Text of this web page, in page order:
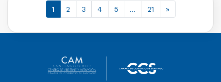
1 2 3 4 5 … 21 »